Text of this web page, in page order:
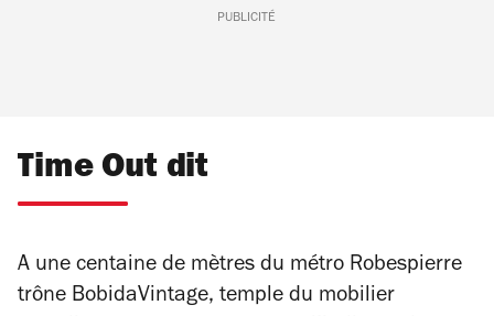
PUBLICITÉ
Time Out dit
A une centaine de mètres du métro Robespierre
trône BobidaVintage, temple du mobilier